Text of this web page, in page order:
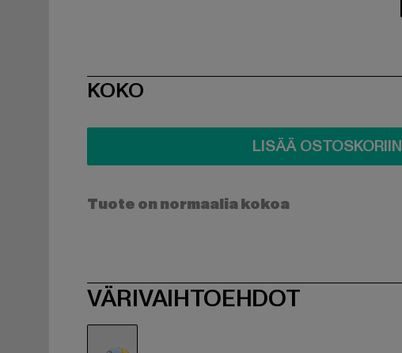
SIZE
KOKO
LISÄÄ OSTOSKORIIN
Tuote on normaalia kokoa
VÄRIVAIHTOEHDOT